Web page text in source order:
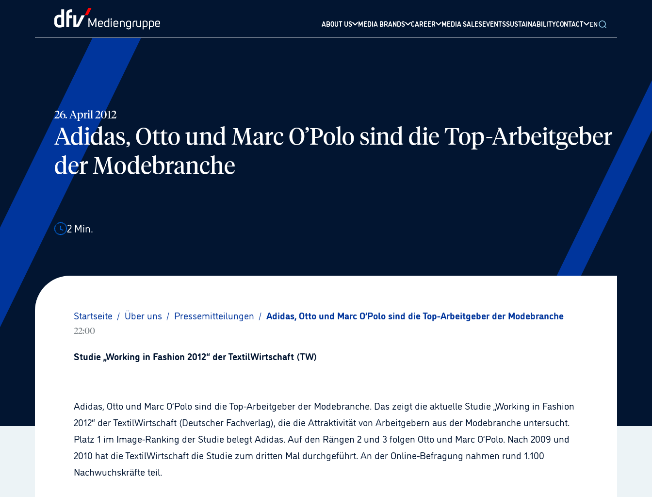
ABOUT US MEDIA BRANDS CAREER MEDIA SALESEVENTSSUSTAINABILITYCONTACT EN
26. April 2012
Adidas, Otto und Marc O’Polo sind die Top-Arbeitgeber
der Modebranche
2 Min.
Startseite / Über uns / Pressemitteilungen / Adidas, Otto und Marc O’Polo sind die Top-Arbeitgeber der Modebranche
22:00
Studie „Working in Fashion 2012“ der TextilWirtschaft (TW)
Adidas, Otto und Marc O’Polo sind die Top-Arbeitgeber der Modebranche. Das zeigt die aktuelle Studie „Working in Fashion
2012“ der TextilWirtschaft (Deutscher Fachverlag), die die Attraktivität von Arbeitgebern aus der Modebranche untersucht.
Platz 1 im Image-Ranking der Studie belegt Adidas. Auf den Rängen 2 und 3 folgen Otto und Marc O’Polo. Nach 2009 und
2010 hat die TextilWirtschaft die Studie zum dritten Mal durchgeführt. An der Online-Befragung nahmen rund 1.100
Nachwuchskräfte teil.